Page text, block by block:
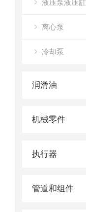
液压泵液压缸
离心泵
冷却泵
润滑油
机械零件
执行器
管道和组件